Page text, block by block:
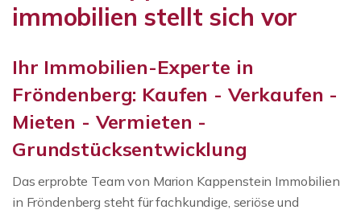
immobilien stellt sich vor
Ihr Immobilien-Experte in
Fröndenberg: Kaufen - Verkaufen -
Mieten - Vermieten -
Grundstücksentwicklung
Das erprobte Team von Marion Kappenstein Immobilien
in Fröndenberg steht für fachkundige, seriöse und